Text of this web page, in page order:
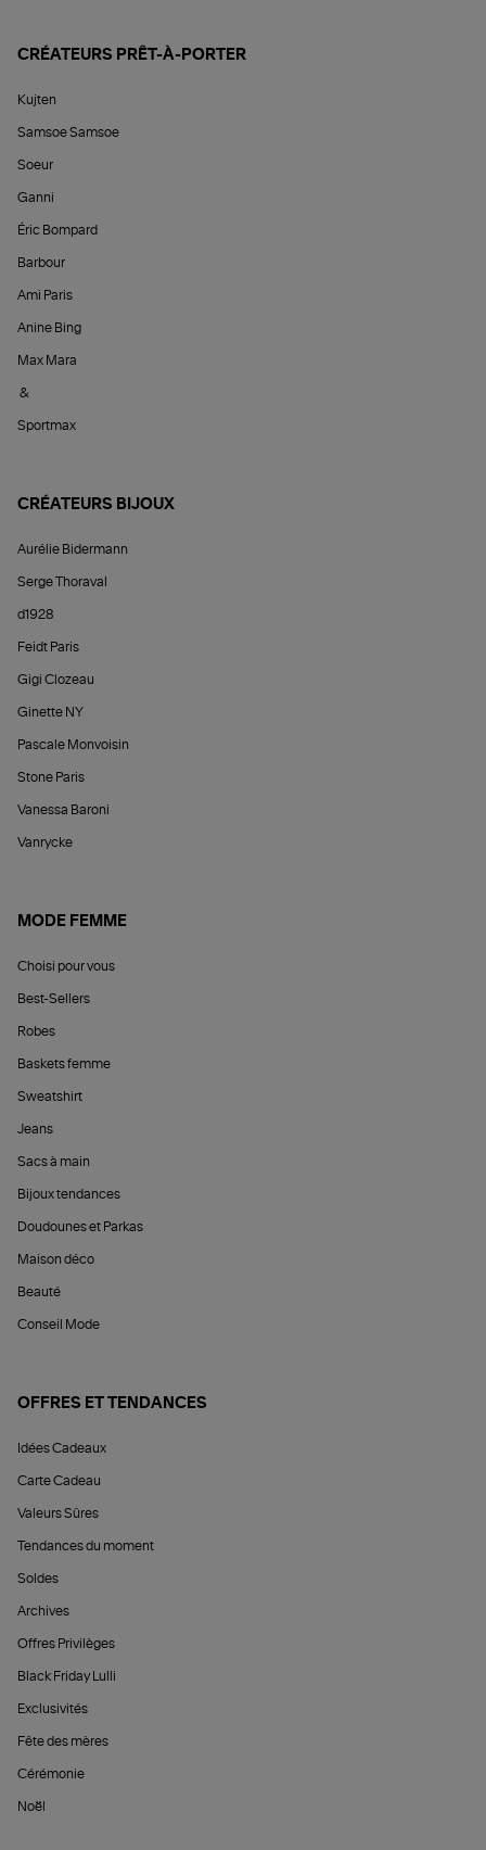
CRÉATEURS PRÊT-À-PORTER
Kujten
Samsoe Samsoe
Soeur
Ganni
Éric Bompard
Barbour
Ami Paris
Anine Bing
Max Mara
&
Sportmax
CRÉATEURS BIJOUX
Aurélie Bidermann
Serge Thoraval
d1928
Feidt Paris
Gigi Clozeau
Ginette NY
Pascale Monvoisin
Stone Paris
Vanessa Baroni
Vanrycke
MODE FEMME
Choisi pour vous
Best-Sellers
Robes
Baskets femme
Sweatshirt
Jeans
Sacs à main
Bijoux tendances
Doudounes et Parkas
Maison déco
Beauté
Conseil Mode
OFFRES ET TENDANCES
Idées Cadeaux
Carte Cadeau
Valeurs Sûres
Tendances du moment
Soldes
Archives
Offres Privilèges
Black Friday Lulli
Exclusivités
Fête des mères
Cérémonie
Noël